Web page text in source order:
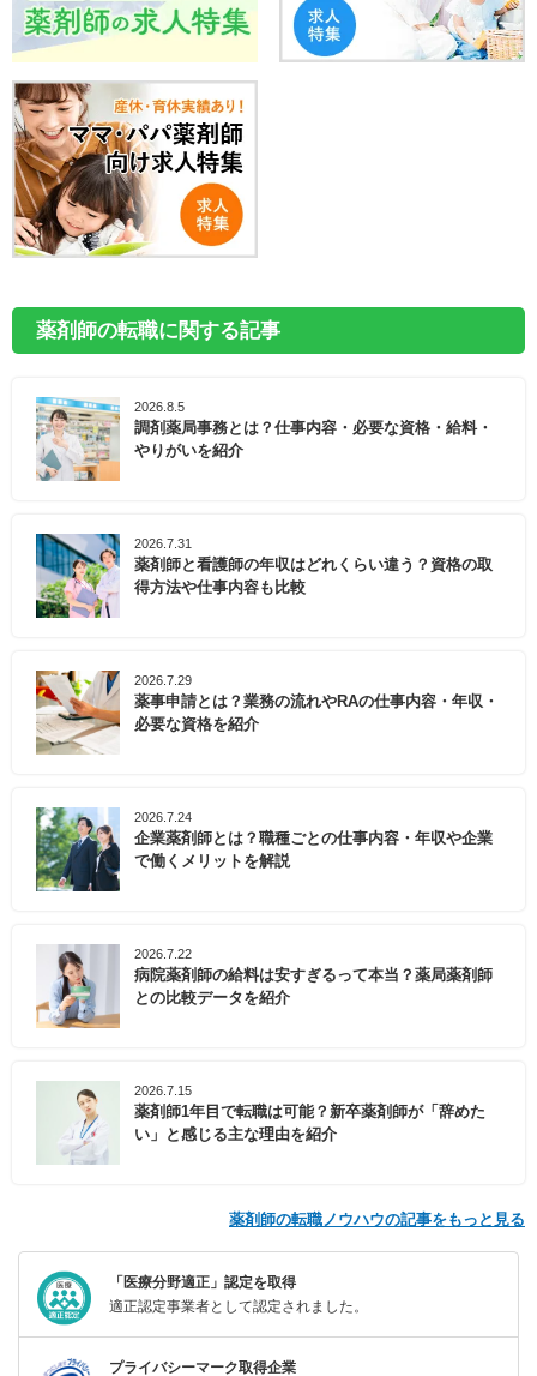
薬剤師の転職に関する記事
2026.8.5
調剤薬局事務とは？仕事内容・必要な資格・給料・
やりがいを紹介
2026.7.31
薬剤師と看護師の年収はどれくらい違う？資格の取
得方法や仕事内容も比較
2026.7.29
薬事申請とは？業務の流れやRAの仕事内容・年収・
必要な資格を紹介
2026.7.24
企業薬剤師とは？職種ごとの仕事内容・年収や企業
で働くメリットを解説
2026.7.22
病院薬剤師の給料は安すぎるって本当？薬局薬剤師
との比較データを紹介
2026.7.15
薬剤師1年目で転職は可能？新卒薬剤師が「辞めた
い」と感じる主な理由を紹介
薬剤師の転職ノウハウの記事をもっと見る
「医療分野適正」認定を取得
適正認定事業者として認定されました。
プライバシーマーク取得企業